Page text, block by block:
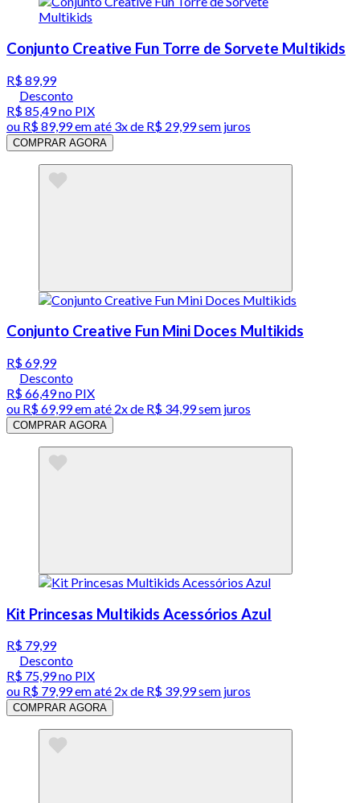
Conjunto Creative Fun Torre de Sorvete Multikids
R$ 89,99
Desconto
R$ 85,49no PIX
ou R$ 89,99em até 3x de R$ 29,99 sem juros
COMPRAR AGORA
Conjunto Creative Fun Mini Doces Multikids
R$ 69,99
Desconto
R$ 66,49no PIX
ou R$ 69,99em até 2x de R$ 34,99 sem juros
COMPRAR AGORA
Kit Princesas Multikids Acessórios Azul
R$ 79,99
Desconto
R$ 75,99no PIX
ou R$ 79,99em até 2x de R$ 39,99 sem juros
COMPRAR AGORA